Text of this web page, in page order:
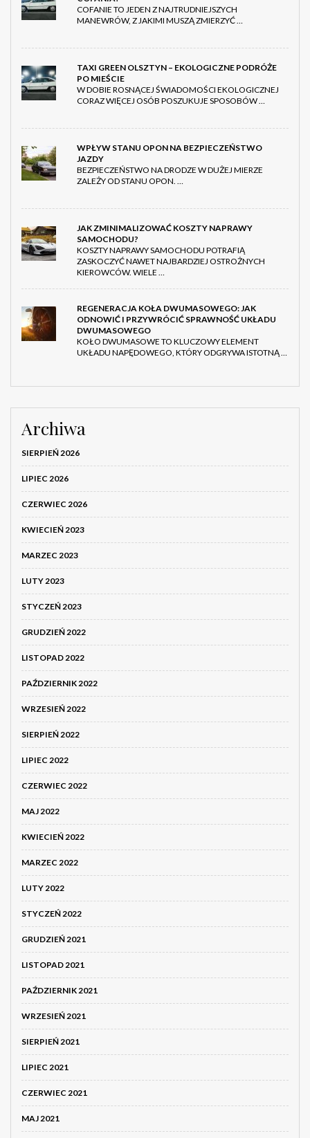
COFANIE TO JEDEN Z NAJTRUDNIEJSZYCH
MANEWRÓW, Z JAKIMI MUSZĄ ZMIERZYĆ …
TAXI GREEN OLSZTYN – EKOLOGICZNE PODRÓŻE
PO MIEŚCIE
W DOBIE ROSNĄCEJ ŚWIADOMOŚCI EKOLOGICZNEJ
CORAZ WIĘCEJ OSÓB POSZUKUJE SPOSOBÓW …
WPŁYW STANU OPON NA BEZPIECZEŃSTWO
JAZDY
BEZPIECZEŃSTWO NA DRODZE W DUŻEJ MIERZE
ZALEŻY OD STANU OPON. …
JAK ZMINIMALIZOWAĆ KOSZTY NAPRAWY
SAMOCHODU?
KOSZTY NAPRAWY SAMOCHODU POTRAFIĄ
ZASKOCZYĆ NAWET NAJBARDZIEJ OSTROŻNYCH
KIEROWCÓW. WIELE …
REGENERACJA KOŁA DWUMASOWEGO: JAK
ODNOWIĆ I PRZYWRÓCIĆ SPRAWNOŚĆ UKŁADU
DWUMASOWEGO
KOŁO DWUMASOWE TO KLUCZOWY ELEMENT
UKŁADU NAPĘDOWEGO, KTÓRY ODGRYWA ISTOTNĄ …
Archiwa
SIERPIEŃ 2026
LIPIEC 2026
CZERWIEC 2026
KWIECIEŃ 2023
MARZEC 2023
LUTY 2023
STYCZEŃ 2023
GRUDZIEŃ 2022
LISTOPAD 2022
PAŹDZIERNIK 2022
WRZESIEŃ 2022
SIERPIEŃ 2022
LIPIEC 2022
CZERWIEC 2022
MAJ 2022
KWIECIEŃ 2022
MARZEC 2022
LUTY 2022
STYCZEŃ 2022
GRUDZIEŃ 2021
LISTOPAD 2021
PAŹDZIERNIK 2021
WRZESIEŃ 2021
SIERPIEŃ 2021
LIPIEC 2021
CZERWIEC 2021
MAJ 2021